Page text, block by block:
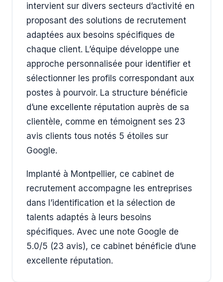
intervient sur divers secteurs d’activité en
proposant des solutions de recrutement
adaptées aux besoins spécifiques de
chaque client. L’équipe développe une
approche personnalisée pour identifier et
sélectionner les profils correspondant aux
postes à pourvoir. La structure bénéficie
d’une excellente réputation auprès de sa
clientèle, comme en témoignent ses 23
avis clients tous notés 5 étoiles sur
Google.
Implanté à Montpellier, ce cabinet de
recrutement accompagne les entreprises
dans l’identification et la sélection de
talents adaptés à leurs besoins
spécifiques. Avec une note Google de
5.0/5 (23 avis), ce cabinet bénéficie d’une
excellente réputation.